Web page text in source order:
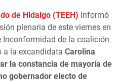
de Hidalgo (TEEH) informó
plenaria de este viernes en
de la coalición
a la excandidata Carolina
la constancia de mayoría de
gobernador electo de